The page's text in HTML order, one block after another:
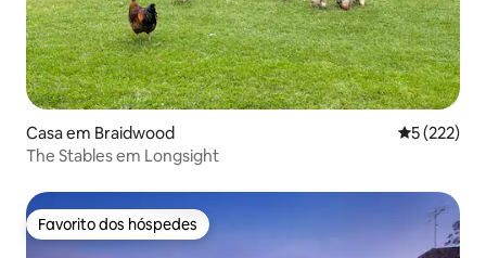
Casa em Braidwood
5 (222)
The Stables em Longsight
Favorito dos hóspedes
Favorito dos hóspedes